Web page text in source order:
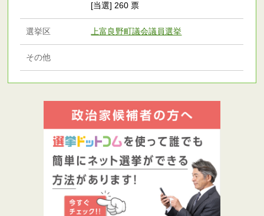
[当選] 260 票
選挙区 上富良野町議会議員選挙
その他